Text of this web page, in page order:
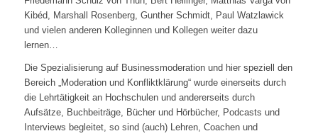
Kibéd, Marshall Rosenberg, Gunther Schmidt, Paul Watzlawick
und vielen anderen Kolleginnen und Kollegen weiter dazu
lernen…
Die Spezialisierung auf Businessmoderation und hier speziell den
Bereich „Moderation und Konfliktklärung“ wurde einerseits durch
die Lehrtätigkeit an Hochschulen und andererseits durch
Aufsätze, Buchbeiträge, Bücher und Hörbücher, Podcasts und
Interviews begleitet, so sind (auch) Lehren, Coachen und